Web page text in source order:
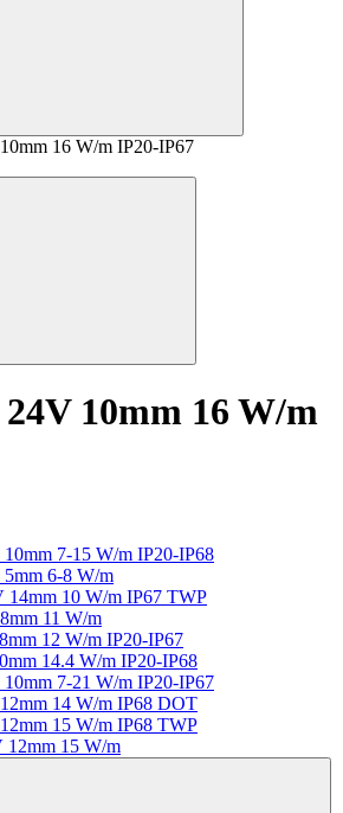
16 W/m IP20-IP67
10mm 16 W/m
7-15 W/m IP20-IP68
6-8 W/m
10 W/m IP67 TWP
11 W/m
12 W/m IP20-IP67
14.4 W/m IP20-IP68
7-21 W/m IP20-IP67
14 W/m IP68 DOT
15 W/m IP68 TWP
15 W/m